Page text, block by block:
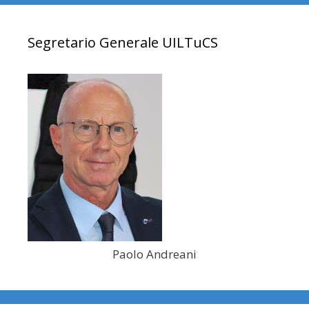
Segretario Generale UILTuCS
Paolo Andreani